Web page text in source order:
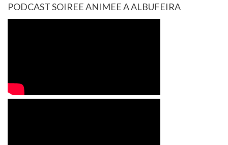
PODCAST SOIREE ANIMEE A ALBUFEIRA